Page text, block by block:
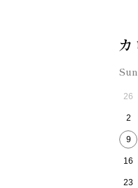
Sun
26
2
9
16
23